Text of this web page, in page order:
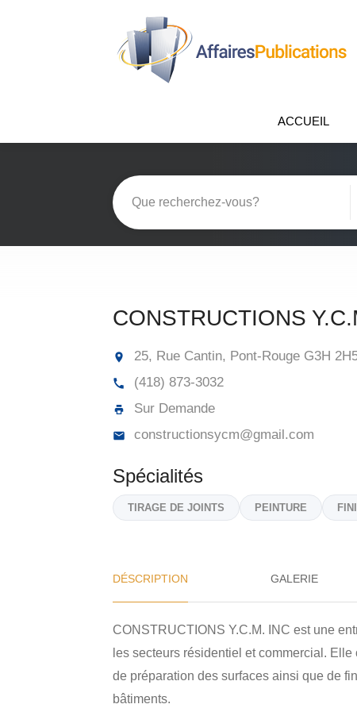
ACCUEIL
CONSTRUCTIONS
25, Rue Cantin, Pont-Rouge G3H
(418) 873-3032
Sur Demande
constructionsycm@gmail.com
Spécialités
TIRAGE DE JOINTS PEINTURE
DÉSCRIPTION GALERIE
CONSTRUCTIONS Y.C.M. INC est une
les secteurs résidentiel et commercial.
de préparation des surfaces ainsi que de
bâtiments.